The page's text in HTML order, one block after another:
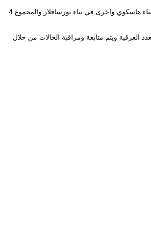
تقع عياداتنا في العيادات المركزية للمشفى في مدخل البناء ( ه )والتي يتواجد فيها 3 عيادات وواحدة منها عيادة متخصصة , وفي بناء الميفكي يتواجد لدينا عيادتين وفي عيادة اخرى في بناء هاسكوي واخرى في بناء بورساقلار والمجموع 4
العرقية ويتم متابعة ومراقبة الحالات من خلال